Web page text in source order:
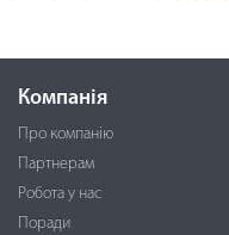
Компанія
Про компанію
Партнерам
Робота у нас
Поради